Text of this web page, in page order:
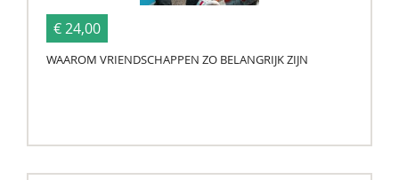
€ 24,00
WAAROM VRIENDSCHAPPEN ZO BELANGRIJK ZIJN